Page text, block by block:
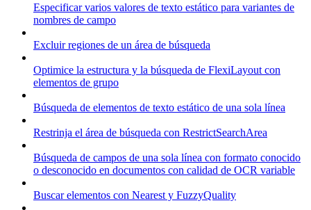
Especificar varios valores de texto estático para variantes de
nombres de campo
Excluir regiones de un área de búsqueda
Optimice la estructura y la búsqueda de FlexiLayout con
elementos de grupo
Búsqueda de elementos de texto estático de una sola línea
Restrinja el área de búsqueda con RestrictSearchArea
Búsqueda de campos de una sola línea con formato conocido
o desconocido en documentos con calidad de OCR variable
Buscar elementos con Nearest y FuzzyQuality